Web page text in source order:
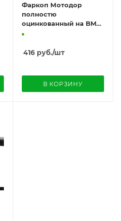
Фаркоп Мотодор
полностю
оцинкованный на BMW
X2 F39 2017-
416руб./шт
В КОРЗИНУ